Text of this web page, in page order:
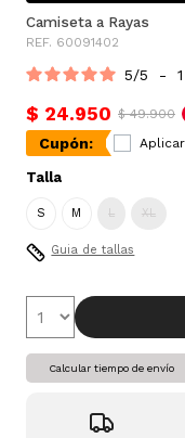
Camiseta a Rayas
REF. 60091402
5/5 - 1
$ 24.950 $ 49.900
Cupón: Aplicar
Talla
S M L XL
Guia de tallas
Calcular tiempo de envío